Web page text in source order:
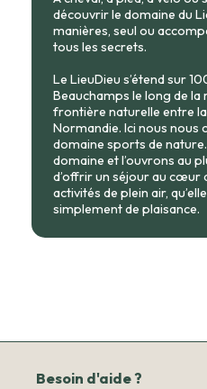
découvrir le domaine du
manières, seul ou
tous les secrets.
Le LieuDieu s’étend sur
Beauchamps le long de la
frontière naturelle entre
Normandie. Ici nous nous
domaine sports de
domaine et l’ouvrons au
d’offrir un séjour au cœur
activités de plein air,
simplement de plaisance.
Besoin d'aide ?